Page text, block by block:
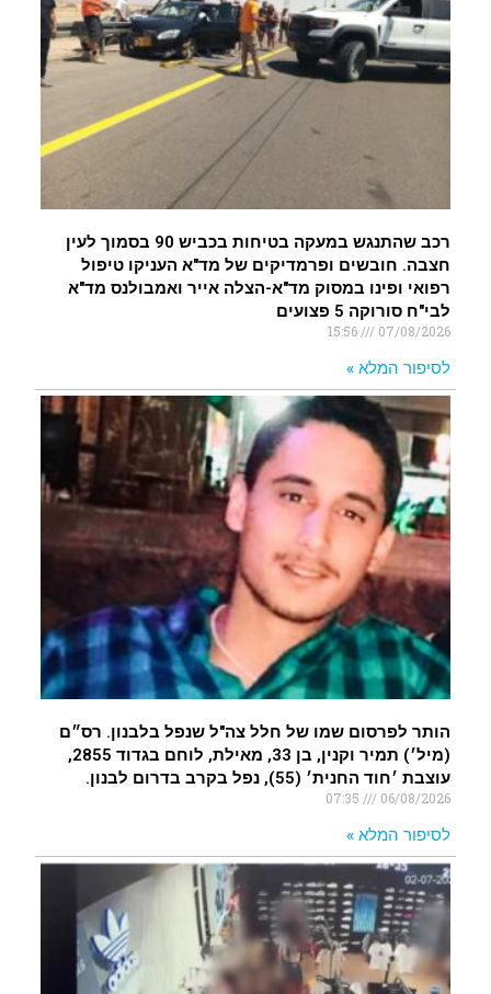
רכב שהתנגש במעקה בטיחות בכביש 90 בסמוך לעין
חצבה. חובשים ופרמדיקים של מד"א העניקו טיפול
רפואי ופינו במסוק מד"א-הצלה אייר ואמבולנס מד"א
לבי"ח סורוקה 5 פצועים
07/08/2026
15:56
לסיפור המלא »
הותר לפרסום שמו של חלל צה"ל שנפל בלבנון. רס״ם
(מיל׳) תמיר וקנין, בן 33, מאילת, לוחם בגדוד 2855,
עוצבת ׳חוד החנית׳ (55), נפל בקרב בדרום לבנון.
06/08/2026
לסיפור המלא »